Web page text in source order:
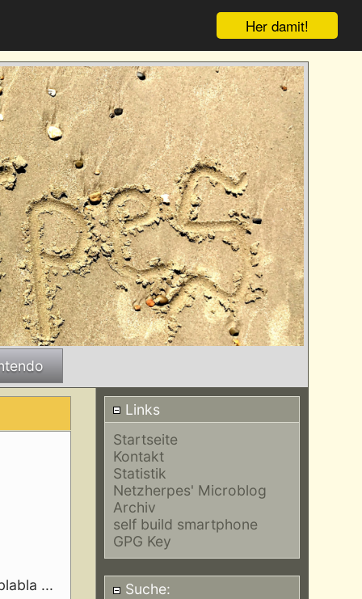
Her damit!
Links
Startseite
Kontakt
Statistik
Netzherpes' Microblog
Archiv
self build smartphone
GPG Key
Suche:
...